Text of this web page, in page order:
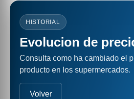
HISTORIAL
Evolucion de
Consulta como ha cambiado el
producto en los supermercados.
Volver